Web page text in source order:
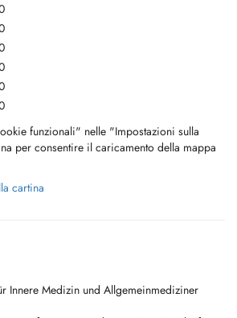
funzionali" nelle "Impostazioni sulla
per consentire il caricamento della mappa
cartina
Innere Medizin und Allgemeinmediziner